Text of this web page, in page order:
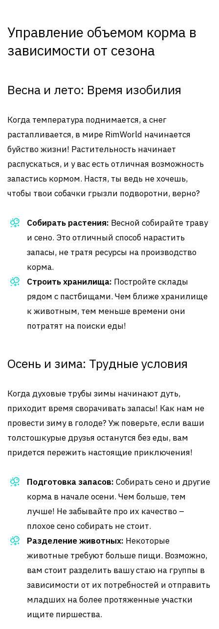
Управление объемом корма в
зависимости от сезона
Весна и лето: Время изобилия
Когда температура поднимается, а снег
растапливается, в мире RimWorld начинается
буйство жизни! Растительность начинает
распускаться, и у вас есть отличная возможность
запастись кормом. Настя, ты ведь не хочешь,
чтобы твои собачки грызли подворотни, верно?
Собирать растения: Весной собирайте траву
и сено. Это отличный способ нарастить
запасы, не тратя ресурсы на производство
корма.
Строить хранилища: Постройте склады
рядом с пастбищами. Чем ближе хранилище
к животным, тем меньше времени они
потратят на поиски еды!
Осень и зима: Трудные условия
Когда духовые трубы зимы начинают дуть,
приходит время сворачивать запасы! Как нам не
провести зиму в голоде? Уж поверьте, если ваши
толстошкурые друзья останутся без еды, вам
придется пережить настоящие приключения!
Подготовка запасов: Собирать сено и другие
корма в начале осени. Чем больше, тем
лучше! Не забывайте про их качество –
плохое сено собирать не стоит.
Разделение животных: Некоторые
животные требуют больше пищи. Возможно,
вам стоит разделить вашу стаю на группы в
зависимости от их потребностей и отправить
младших на более протяженные участки
ищите пиршества.